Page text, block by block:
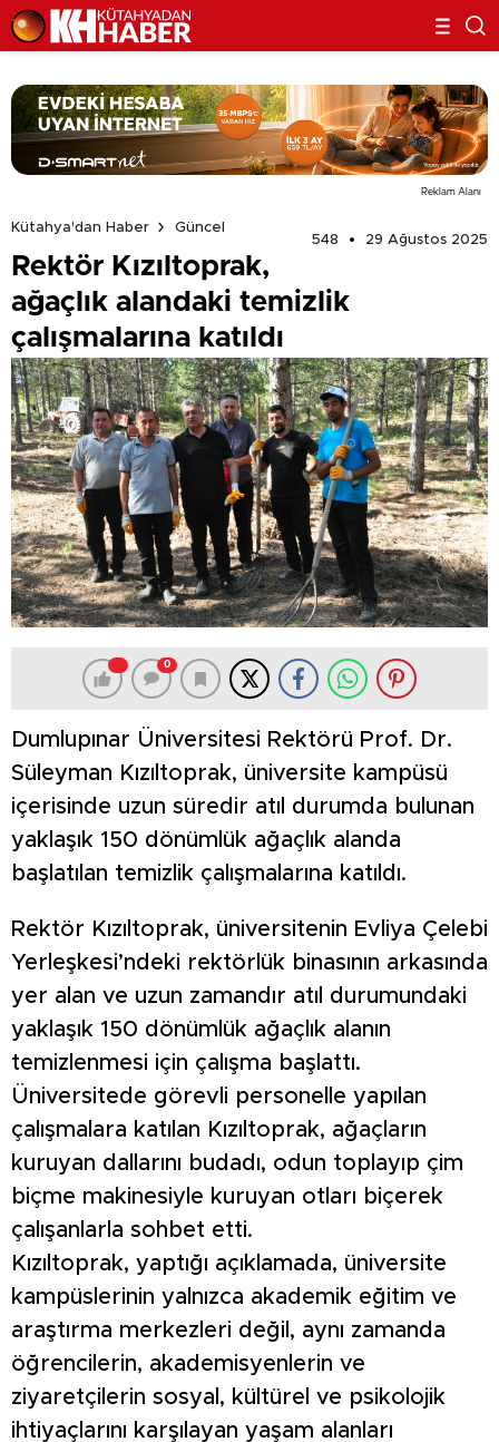
Reklam Alanı
Kütahya'dan Haber
Güncel
548
29 Ağustos 2025
Rektör Kızıltoprak,
ağaçlık alandaki temizlik
çalışmalarına katıldı
0
Dumlupınar Üniversitesi Rektörü Prof. Dr.
Süleyman Kızıltoprak, üniversite kampüsü
içerisinde uzun süredir atıl durumda bulunan
yaklaşık 150 dönümlük ağaçlık alanda
başlatılan temizlik çalışmalarına katıldı.
Rektör Kızıltoprak, üniversitenin Evliya Çelebi
Yerleşkesi’ndeki rektörlük binasının arkasında
yer alan ve uzun zamandır atıl durumundaki
yaklaşık 150 dönümlük ağaçlık alanın
temizlenmesi için çalışma başlattı.
Üniversitede görevli personelle yapılan
çalışmalara katılan Kızıltoprak, ağaçların
kuruyan dallarını budadı, odun toplayıp çim
biçme makinesiyle kuruyan otları biçerek
çalışanlarla sohbet etti.
Kızıltoprak, yaptığı açıklamada, üniversite
kampüslerinin yalnızca akademik eğitim ve
araştırma merkezleri değil, aynı zamanda
öğrencilerin, akademisyenlerin ve
ziyaretçilerin sosyal, kültürel ve psikolojik
ihtiyaçlarını karşılayan yaşam alanları